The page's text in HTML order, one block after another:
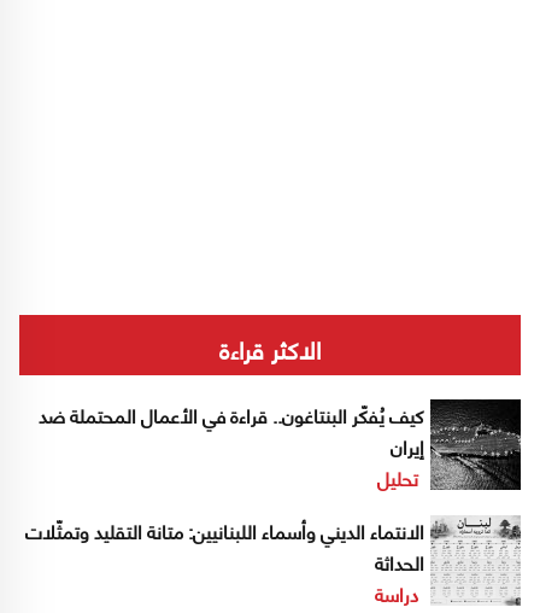
الاكثر قراءة
كيف يُفكّر البنتاغون.. قراءة في الأعمال المحتملة ضد
إيران
تحليل
الانتماء الديني وأسماء اللبنانيين: متانة التقليد وتمثّلات
الحداثة
دراسة